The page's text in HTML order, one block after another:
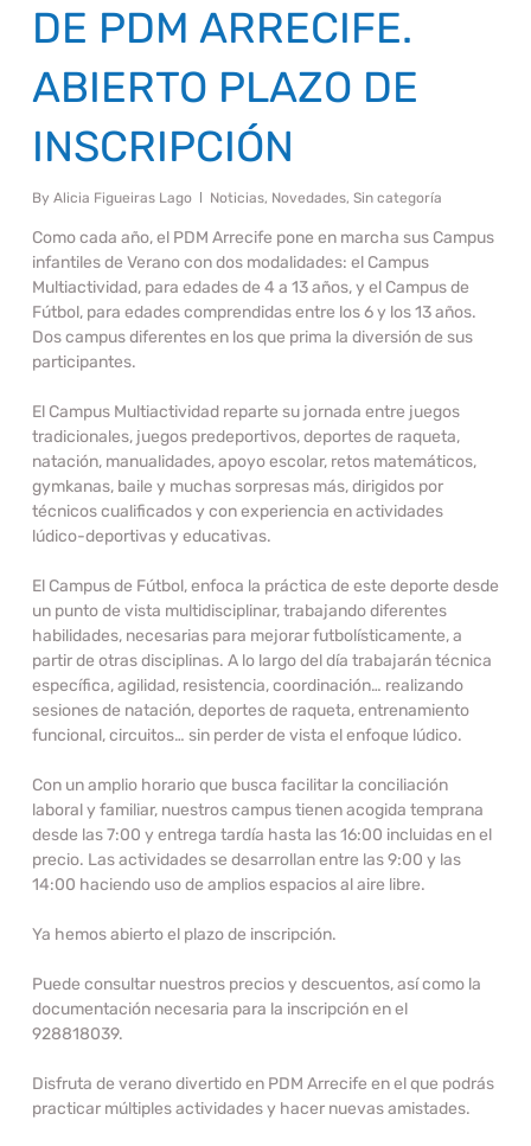
DE PDM ARRECIFE.
ABIERTO PLAZO DE
INSCRIPCIÓN
By Alicia Figueiras Lago Noticias, Novedades, Sin categoría
Como cada año, el PDM Arrecife pone en marcha sus Campus
infantiles de Veranocon dos modalidades: el Campus
Multiactividad, para edades de 4 a 13 años, y el Campus de
Fútbol, para edades comprendidas entre los 6 y los 13 años.
Dos campus diferentes en los que prima la diversión de sus
participantes.
El Campus Multiactividad reparte su jornada entre juegos
tradicionales, juegos predeportivos, deportes de raqueta,
natación, manualidades, apoyo escolar, retos matemáticos,
gymkanas, baile y muchas sorpresas más, dirigidos por
técnicos cualificados y con experiencia en actividades
lúdico-deportivas y educativas.
El Campus de Fútbol, enfoca la práctica de este deporte desde
un punto de vista multidisciplinar, trabajando diferentes
habilidades, necesarias para mejorar futbolísticamente, a
partir de otras disciplinas. A lo largo del día trabajarán técnica
específica, agilidad, resistencia, coordinación… realizando
sesiones de natación, deportes de raqueta, entrenamiento
funcional, circuitos… sin perder de vista el enfoque lúdico.
Con un amplio horario que busca facilitar la conciliación
laboral y familiar, nuestros campus tienen acogida temprana
desde las 7:00 y entrega tardía hasta las 16:00 incluidas en el
precio. Las actividades se desarrollan entre las 9:00 y las
14:00 haciendo uso de amplios espacios al aire libre.
Ya hemos abierto el plazo de inscripción.
Puede consultar nuestros precios y descuentos, así como la
documentación necesaria para la inscripción en el
928818039.
Disfruta de verano divertido en PDM Arrecife en el que podrás
practicar múltiples actividades y hacer nuevas amistades.